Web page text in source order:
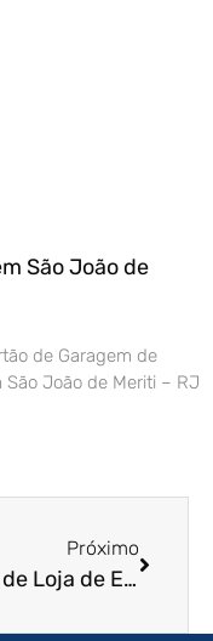
São João de
de Garagem de
João de Meriti – RJ
Próximo
Porta de Loja de Enrolar em Cotia – SP